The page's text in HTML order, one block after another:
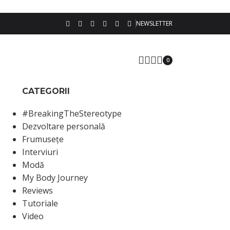
NEWSLETTER
0
CATEGORII
#BreakingTheStereotype
Dezvoltare personală
Frumusețe
Interviuri
Modă
My Body Journey
Reviews
Tutoriale
Video